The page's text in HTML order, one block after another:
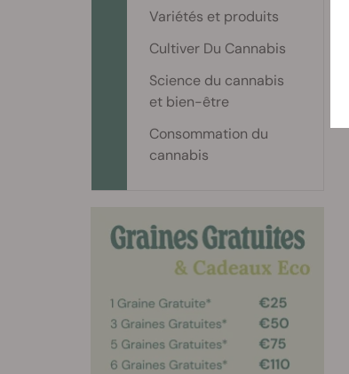
Variétés et produits
Cultiver Du Cannabis
Science du cannabis
et bien-être
Consommation du
cannabis